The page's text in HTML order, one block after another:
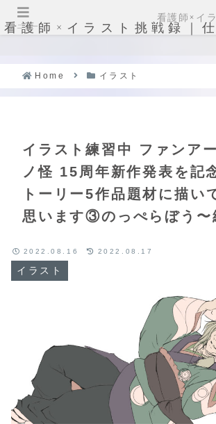
看護師×イラスト挑戦録｜
Home イラスト
イラスト練習中 ファンア
ノ怪 15周年新作発表を記
トーリー5作品題材に描い
思います③のっぺらぼう〜
イラスト
2022.08.16 2022.08.17
メニュー
看護師×イ